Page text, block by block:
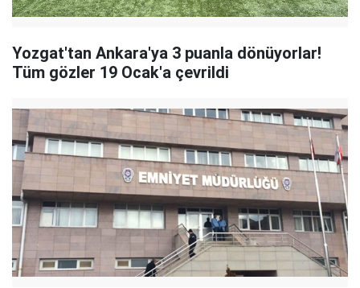
Yozgat'tan Ankara'ya 3 puanla dönüyorlar!
Tüm gözler 19 Ocak'a çevrildi